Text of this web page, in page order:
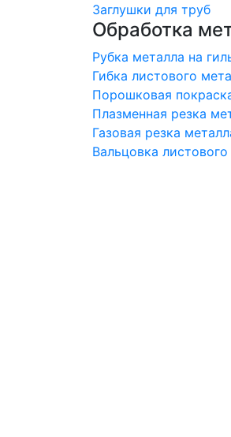
Заглушки для труб
Обработка
Рубка металла на
Гибка листового
Порошковая
Плазменная резка
Газовая резка
Вальцовка